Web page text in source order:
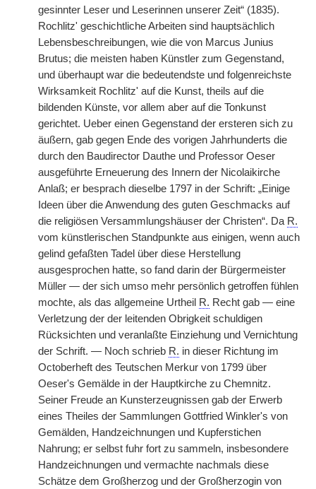
gesinnter Leser und Leserinnen unserer Zeit“ (1835).
Rochlitz' geschichtliche Arbeiten sind hauptsächlich
Lebensbeschreibungen, wie die von Marcus Junius
Brutus; die meisten haben Künstler zum Gegenstand,
und überhaupt war die bedeutendste und folgenreichste
Wirksamkeit Rochlitz' auf die Kunst, theils auf die
bildenden Künste, vor allem aber auf die Tonkunst
gerichtet. Ueber einen Gegenstand der ersteren sich zu
äußern, gab gegen Ende des vorigen Jahrhunderts die
durch den Baudirector Dauthe und Professor Oeser
ausgeführte Erneuerung des Innern der Nicolaikirche
Anlaß; er besprach dieselbe 1797 in der Schrift: „Einige
Ideen über die Anwendung des guten Geschmacks auf
die religiösen Versammlungshäuser der Christen“. Da R.
vom künstlerischen Standpunkte aus einigen, wenn auch
gelind gefaßten Tadel über diese Herstellung
ausgesprochen hatte, so fand darin der Bürgermeister
Müller — der sich umso mehr persönlich getroffen fühlen
mochte, als das allgemeine Urtheil R. Recht gab — eine
Verletzung der der leitenden Obrigkeit schuldigen
Rücksichten und veranlaßte Einziehung und Vernichtung
der Schrift. — Noch schrieb R. in dieser Richtung im
Octoberheft des Teutschen Merkur von 1799 über
Oeser's Gemälde in der Hauptkirche zu Chemnitz.
Seiner Freude an Kunsterzeugnissen gab der Erwerb
eines Theiles der Sammlungen Gottfried Winkler's von
Gemälden, Handzeichnungen und Kupferstichen
Nahrung; er selbst fuhr fort zu sammeln, insbesondere
Handzeichnungen und vermachte nachmals diese
Schätze dem Großherzog und der Großherzogin von